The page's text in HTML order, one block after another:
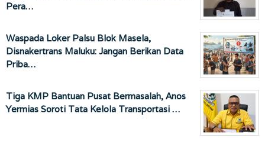
Pera…
Waspada Loker Palsu Blok Masela,
Disnakertrans Maluku: Jangan Berikan Data
Priba…
Tiga KMP Bantuan Pusat Bermasalah, Anos
Yermias Soroti Tata Kelola Transportasi …